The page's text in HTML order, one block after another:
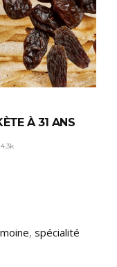
À 31 ANS
4.3k
, spécialité